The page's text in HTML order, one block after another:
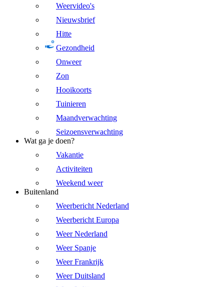
Weervideo's
Nieuwsbrief
Hitte
Gezondheid
Onweer
Zon
Hooikoorts
Tuinieren
Maandverwachting
Seizoensverwachting
Wat ga je doen?
Vakantie
Activiteiten
Weekend weer
Buitenland
Weerbericht Nederland
Weerbericht Europa
Weer Nederland
Weer Spanje
Weer Frankrijk
Weer Duitsland